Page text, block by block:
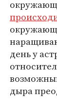
день у
дыра